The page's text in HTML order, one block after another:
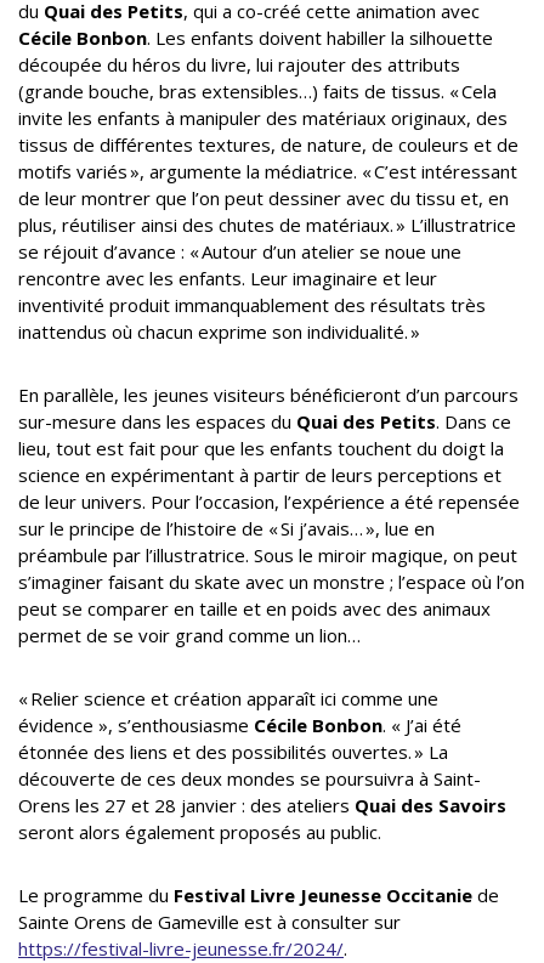
du Quai des Petits, qui a co-créé cette animation avec
Cécile Bonbon. Les enfants doivent habiller la silhouette
découpée du héros du livre, lui rajouter des attributs
(grande bouche, bras extensibles…) faits de tissus. « Cela
invite les enfants à manipuler des matériaux originaux, des
tissus de différentes textures, de nature, de couleurs et de
motifs variés », argumente la médiatrice. « C’est intéressant
de leur montrer que l’on peut dessiner avec du tissu et, en
plus, réutiliser ainsi des chutes de matériaux. » L’illustratrice
se réjouit d’avance : « Autour d’un atelier se noue une
rencontre avec les enfants. Leur imaginaire et leur
inventivité produit immanquablement des résultats très
inattendus où chacun exprime son individualité. »
En parallèle, les jeunes visiteurs bénéficieront d’un parcours
sur-mesure dans les espaces du Quai des Petits. Dans ce
lieu, tout est fait pour que les enfants touchent du doigt la
science en expérimentant à partir de leurs perceptions et
de leur univers. Pour l’occasion, l’expérience a été repensée
sur le principe de l’histoire de « Si j’avais… », lue en
préambule par l’illustratrice. Sous le miroir magique, on peut
s’imaginer faisant du skate avec un monstre ; l’espace où l’on
peut se comparer en taille et en poids avec des animaux
permet de se voir grand comme un lion…
« Relier science et création apparaît ici comme une
évidence », s’enthousiasme Cécile Bonbon. « J’ai été
étonnée des liens et des possibilités ouvertes. » La
découverte de ces deux mondes se poursuivra à Saint-
Orens les 27 et 28 janvier : des ateliers Quai des Savoirs
seront alors également proposés au public.
Le programme du Festival Livre Jeunesse Occitanie de
Sainte Orens de Gameville est à consulter sur
https://festival-livre-jeunesse.fr/2024/.